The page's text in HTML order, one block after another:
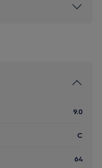
9.0
C
64